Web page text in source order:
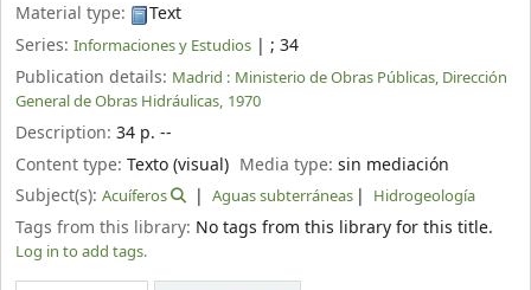
Material type:
Text
Series: Informaciones y Estudios | ; 34
Publication details: Madrid : Ministerio de Obras Públicas, Dirección
General de Obras Hidráulicas, 1970
Description: 34 p. --
Content type: Texto (visual) Media type:sin mediación
Subject(s): Acuíferos Aguas subterráneas Hidrogeología
Tags from this library: No tags from this library for this title.
Log in to add tags.